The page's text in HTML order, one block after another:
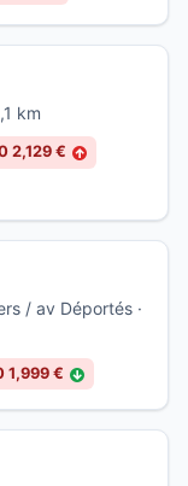
km
2,129 € ↑
/ av Déportés ·
1,999 € ↓